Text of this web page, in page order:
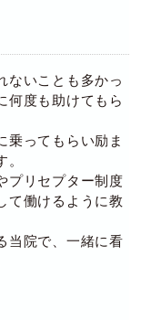
ないことも多かっ
何度も助けてもら
乗ってもらい励ま
プリセプター制度
て働けるように教
当院で、一緒に看